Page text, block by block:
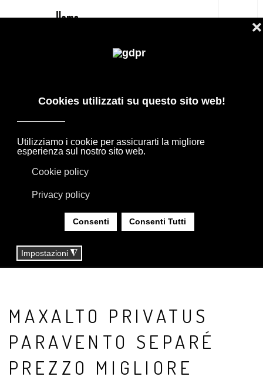
SEPARÉ PREZZO MIGLIORE
FLEXFORM, MOOOI. BIANCHERIA, TAPPETI E
LIMONTA. ILLUMINAZIONE DAVIDE GROPPI
OLUCE.
SEI QUI:HOME SHOP | COMPLEMENTI
MAXALTO PRIVATUS
PARAVENTO SEPARÉ
PREZZO MIGLIORE